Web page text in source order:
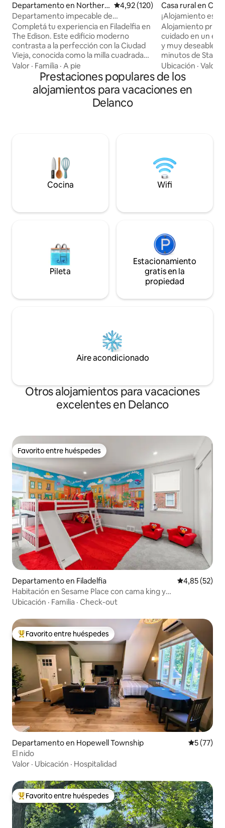
Departamento en Northern
Liberties
Calificación promedio: 4,92 de
4,92 (120)
Departamento impecable de
1 habitación con terraza en la
azotea|Centro histórico|Vista premium
Completá tu experiencia en Filadelfia en
The Edison. Este edificio moderno
contrasta a la perfección con la Ciudad
Vieja, conocida como la milla cuadrada
más histórica del país. ¡Caminá hasta los
mejores restaurantes, las tiendas, el
Independence Hall, la Campana de la
Libertad, el muelle de Race Street y
muchas cosas más! A solo 10 minutos en
por $20 por día ➢Terraza compartida en
la azotea con vistas panorámicas
➢Espacio de trabajo
➢Lavadora/secadora en la vivienda
Valor · Familia · A pie
Casa rural en
wnship
¡Alojamiento
con comedor,
Alojamiento
cuidado en un
y muy deseable
minutos de
millas del centro
Filadelfia. Lee,
las pilas rodeado
TV). Pide comida
viajero de ocio o
exigente con un
Jersey/PHL.
Ubicación ·Valor
Prestaciones populares de los
alojamientos para vacaciones en
Delanco
Cocina Wifi
Pileta
Estacionamiento
gratis en la
propiedad
Aire acondicionado
Otros alojamientos para vacaciones
excelentes en Delanco
Favorito entre huéspedes
Favorito entre huéspedes
Departamento en Filadelfia Calificación
4,85 (52)
Habitación en Sesame Place con cama king y
aparcamiento en garaje
Ubicación · Familia · Check-out
Favorito entre los huéspedes más destacados
Favorito entre huéspedes
Departamento en Hopewell Township
5 (77)
El nido
Valor · Ubicación · Hospitalidad
Favorito entre los huéspedes más destacados
Favorito entre huéspedes